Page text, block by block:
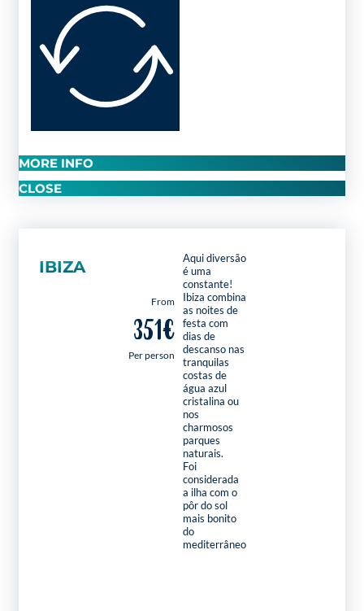
MORE INFO
CLOSE
IBIZA
From
351€
Per person
Aqui diversão
é uma
constante!
Ibiza combina
as noites de
festa com
dias de
descanso nas
tranquilas
costas de
água azul
cristalina ou
nos
charmosos
parques
naturais.
Foi
considerada
a ilha com o
pôr do sol
mais bonito
do
mediterrâneo